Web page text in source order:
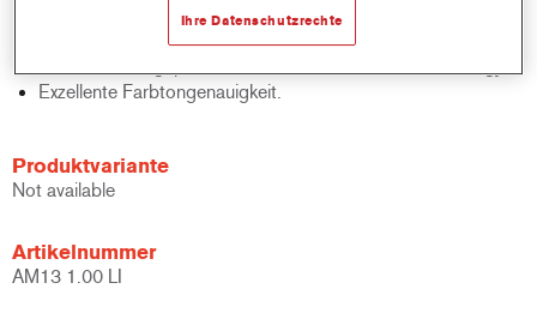
Schnelle Materialverwaltung.
Spart Lagerplatz.
Exzellente Farbtongenauigkeit.
Produktvariante
Not available
Artikelnummer
AM13 1.00 LI
Ihre Datenschutzrechte